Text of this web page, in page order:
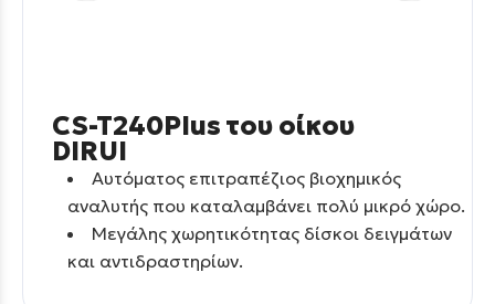
CS-T240Plus του οίκου
DIRUI
Αυτόματος επιτραπέζιος βιοχημικός
αναλυτής που καταλαμβάνει πολύ μικρό χώρο.
Μεγάλης χωρητικότητας δίσκοι δειγμάτων
και αντιδραστηρίων.